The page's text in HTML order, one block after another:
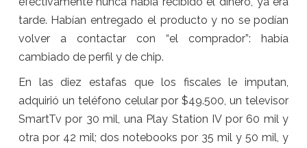
tarde. Habían entregado el producto y no se podían
volver a contactar con “el comprador”: había
cambiado de perfil y de chip.
En las diez estafas que los fiscales le imputan,
adquirió un teléfono celular por $49.500, un televisor
SmartTv por 30 mil, una Play Station IV por 60 mil y
otra por 42 mil; dos notebooks por 35 mil y 50 mil, y